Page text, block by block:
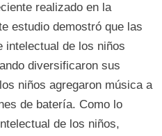
realizado en la
estudio demostró que las
intelectual de los niños
diversificaron sus
niños agregaron música a
de batería. Como lo
de los niños,